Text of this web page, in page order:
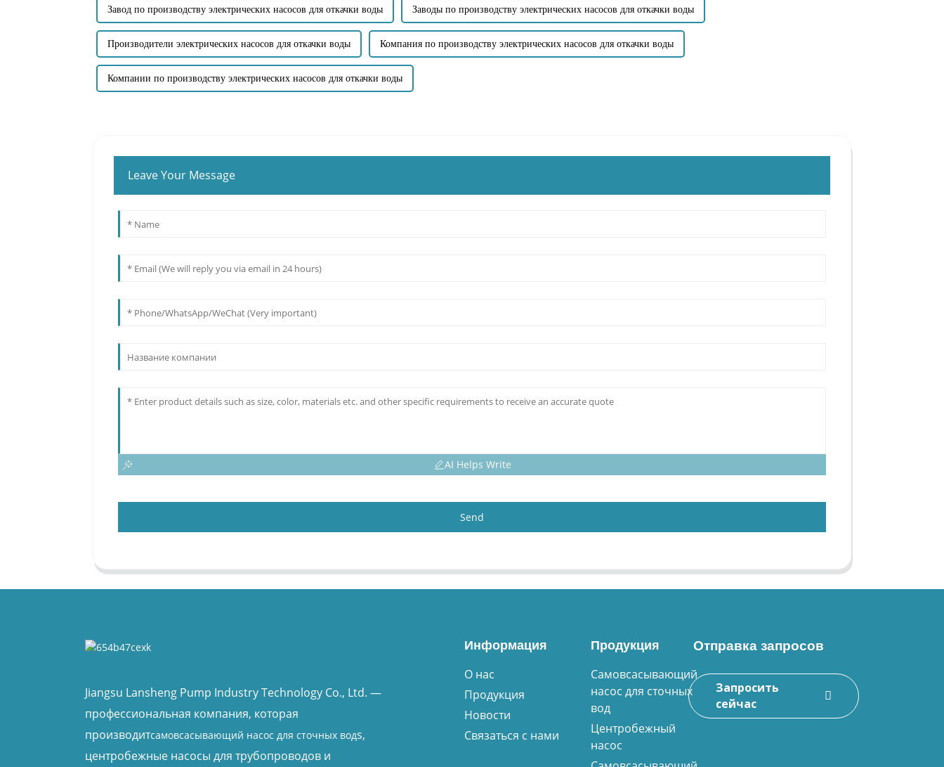
Завод по производству электрических насосов для откачки воды Заводы по производству электрических насосов для откачки воды
Производители электрических насосов для откачки воды Компания по производству электрических насосов для откачки воды
Компании по производству электрических насосов для откачки воды
Leave Your Message
AI Helps Write
Send
Jiangsu Lansheng Pump Industry Technology Co., Ltd. —
профессиональная компания, которая
производитсамовсасывающий насос для сточных водs,
центробежные насосы для трубопроводов и
Информация
О нас
Продукция
Новости
Связаться с нами
Продукция
Самовсасывающий
насос для сточных
вод
Центробежный
насос
Отправка запросов
Запросить
сейчас